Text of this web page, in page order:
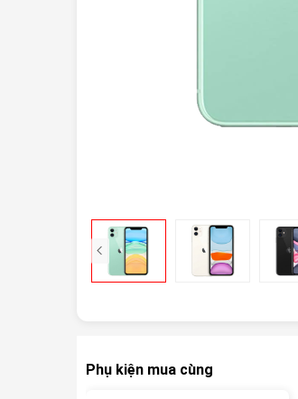
Phụ kiện mua cùng